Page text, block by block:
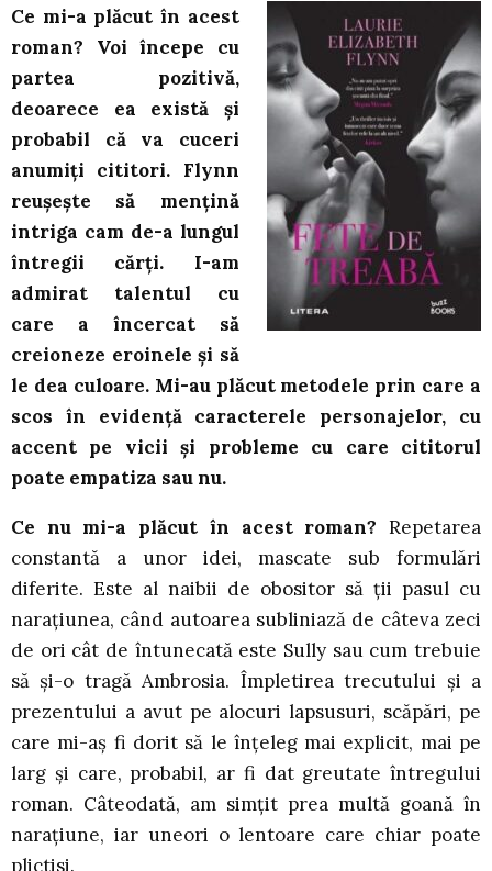
Ce mi-a plăcut în acest
roman? Voi începe cu
partea pozitivă,
deoarece ea există și
probabil că va cuceri
anumiți cititori. Flynn
reușește să mențină
intriga cam de-a lungul
întregii cărți. I-am
admirat talentul cu
care a încercat să
creioneze eroinele și să
le dea culoare. Mi-au plăcut metodele prin care a
scos în evidență caracterele personajelor, cu
accent pe vicii și probleme cu care cititorul
poate empatiza sau nu.
Ce nu mi-a plăcut în acest roman? Repetarea
constantă a unor idei, mascate sub formulări
diferite. Este al naibii de obositor să ții pasul cu
narațiunea, când autoarea subliniază de câteva zeci
de ori cât de întunecată este Sully sau cum trebuie
să și-o tragă Ambrosia. Împletirea trecutului și a
prezentului a avut pe alocuri lapsusuri, scăpări, pe
care mi-aș fi dorit să le înțeleg mai explicit, mai pe
larg și care, probabil, ar fi dat greutate întregului
roman. Câteodată, am simțit prea multă goană în
narațiune, iar uneori o lentoare care chiar poate
plictisi.